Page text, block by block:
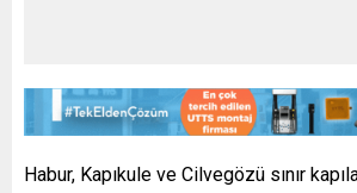
Habur, Kapıkule ve Cilvegözü sınır